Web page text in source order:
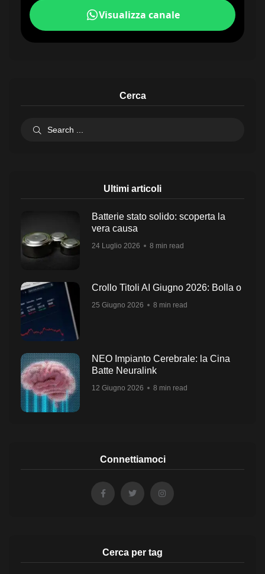
Visualizza canale
Cerca
Ultimi articoli
Batterie stato solido: scoperta la
vera causa
24 Luglio 2026 8 min read
Crollo Titoli AI Giugno 2026: Bolla o
25 Giugno 2026 8 min read
NEO Impianto Cerebrale: la Cina
Batte Neuralink
12 Giugno 2026 8 min read
Connettiamoci
Cerca per tag